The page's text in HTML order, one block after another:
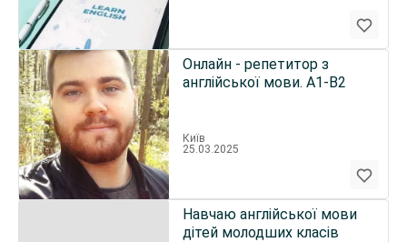
Онлайн - репетитор з
англійської мови. A1-B2
Київ
25.03.2025
Навчаю англійської мови
дітей молодших класів